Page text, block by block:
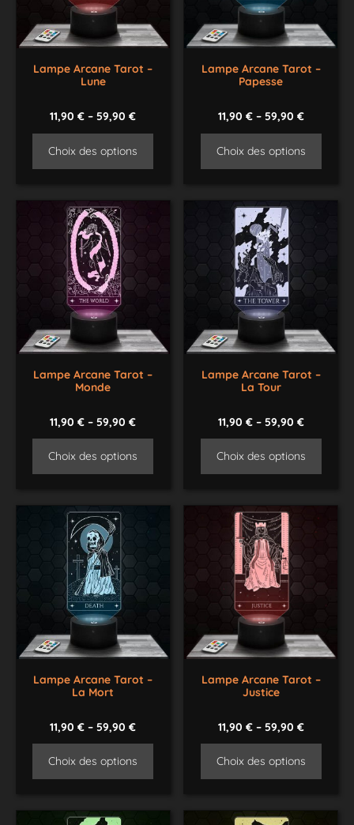
Lampe Arcane Tarot –
Lune
11,90€ –59,90€
Choix des options
Lampe Arcane Tarot –
Papesse
11,90 €– 59,90 €
Choix des options
Lampe Arcane Tarot –
Monde
11,90€ –59,90€
Choix des options
Lampe Arcane Tarot –
La Tour
11,90 €– 59,90 €
Choix des options
Lampe Arcane Tarot –
La Mort
11,90€ –59,90€
Choix des options
Lampe Arcane Tarot –
Justice
11,90 €– 59,90 €
Choix des options